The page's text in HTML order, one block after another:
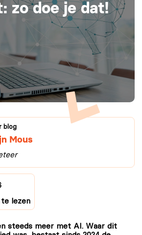
zo doe je dat!
blog
Mous
lezen
steeds meer met AI. Waar dit